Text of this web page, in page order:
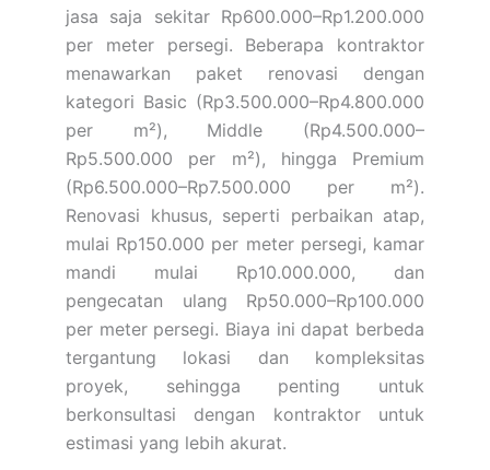
jasa saja sekitar Rp600.000–Rp1.200.000
per meter persegi. Beberapa kontraktor
menawarkan paket renovasi dengan
kategori Basic (Rp3.500.000–Rp4.800.000
per m²), Middle (Rp4.500.000–
Rp5.500.000 per m²), hingga Premium
(Rp6.500.000–Rp7.500.000 per m²).
Renovasi khusus, seperti perbaikan atap,
mulai Rp150.000 per meter persegi, kamar
mandi mulai Rp10.000.000, dan
pengecatan ulang Rp50.000–Rp100.000
per meter persegi. Biaya ini dapat berbeda
tergantung lokasi dan kompleksitas
proyek, sehingga penting untuk
berkonsultasi dengan kontraktor untuk
estimasi yang lebih akurat.